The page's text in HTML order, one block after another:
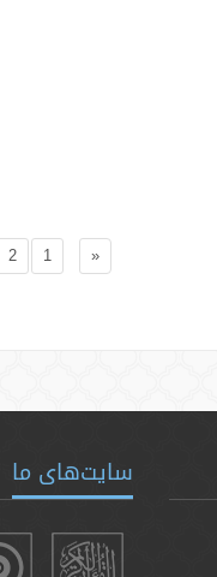
«
1
2
سایت‌های ما